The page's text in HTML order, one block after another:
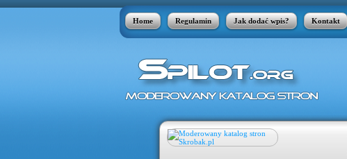
Home Regulamin Jak dodać wpis? Kontakt